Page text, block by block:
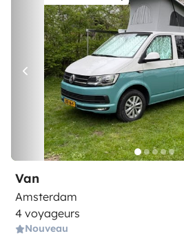
Van
Amsterdam
4 voyageurs
Nouveau